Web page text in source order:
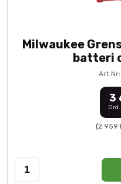
Milwaukee
batteri
3
(2 959